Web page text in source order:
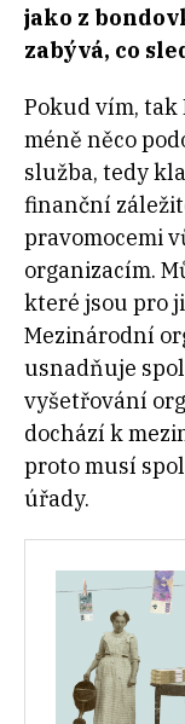
jako z
zabývá, co
Pokud vím,
méně něco
služba, tedy
finanční
pravomocemi
organizacím.
které jsou pro
Mezinárodní
usnadňuje
vyšetřování
dochází k
proto musí
úřady.